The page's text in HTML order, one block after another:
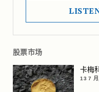
股票市场
卡梅
13 7